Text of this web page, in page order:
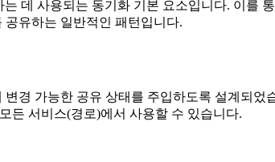
데 사용되는 동기화 기본 요소입니다. 이를
유하는 일반적인 패턴입니다.
경 가능한 공유 상태를 주입하도록 설계되었
든 서비스(경로)에서 사용할 수 있습니다.